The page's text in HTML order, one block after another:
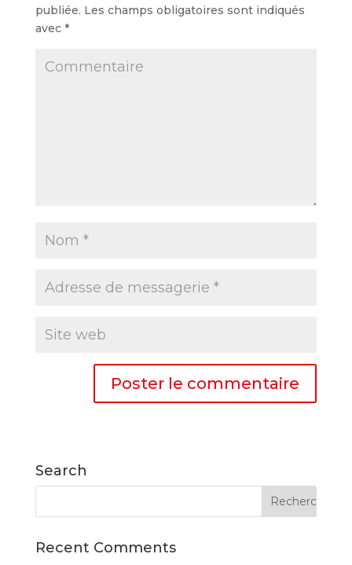
publiée. Les champs obligatoires sont indiqués
avec *
Search
Recent Comments